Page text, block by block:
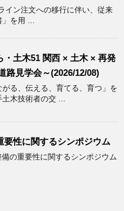
イン注文への移行に伴い、従来
を用 ...
・土木51 関西 × 土木 × 再発
路見学会～(2026/12/08)
る、伝える、育てる、育つ」を
木技術者の交 ...
要性に関するシンポジウム
の重要性に関するシンポジウム